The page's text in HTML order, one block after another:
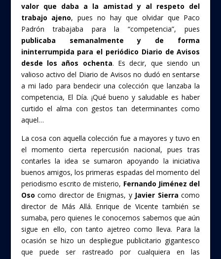
valor que daba a la amistad y al respeto del
trabajo ajeno, pues no hay que olvidar que Paco
Padrón trabajaba para la “competencia”, pues
publicaba semanalmente y de forma
ininterrumpida para el periódico Diario de Avisos
desde los años ochenta. Es decir, que siendo un
valioso activo del Diario de Avisos no dudó en sentarse
a mi lado para bendecir una colección que lanzaba la
competencia, El Día. ¡Qué bueno y saludable es haber
curtido el alma con gestos tan determinantes como
aquel…
La cosa con aquella colección fue a mayores y tuvo en
el momento cierta repercusión nacional, pues tras
contarles la idea se sumaron apoyando la iniciativa
buenos amigos, los primeras espadas del momento del
periodismo escrito de misterio, Fernando Jiménez del
Oso como director de Enigmas, y Javier Sierra como
director de Más Allá. Enrique de Vicente también se
sumaba, pero quienes le conocemos sabemos que aún
sigue en ello, con tanto ajetreo como lleva. Para la
ocasión se hizo un despliegue publicitario gigantesco
que puede ser rastreado por cualquiera en las